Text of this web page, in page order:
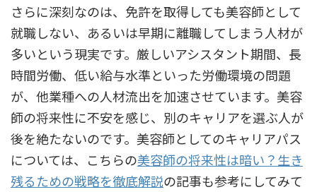
さらに深刻なのは、 免許を取得しても美容師として
就職しない、あるいは早期に離職してしまう人材が
多いという現実です。厳しいアシスタント期間、長
時間労働、低い給与水準といった労働環境の問題
が、他業種への人材流出を加速させています。美容
師の将来性に不安を感じ、別のキャリアを選ぶ人が
後を絶たないのです。美容師としてのキャリアパス
については、こちらの美容師の将来性は暗い？生き
残るための戦略を徹底解説の記事も参考にしてみて